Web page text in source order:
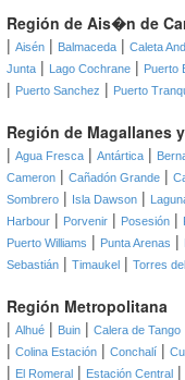
Región de Ais�n de
| Aisén | Balmaceda | Caleta
Junta | Lago Cochrane | Puerto
| Puerto Sanchez | Puerto
Región de Magallanes
| Agua Fresca | Antártica |
Cameron | Cañadón Grande |
Sombrero | Isla Dawson |
Harbour | Porvenir | Posesión |
Puerto Williams | Punta Arenas |
Sebastián | Timaukel | Torres
Región Metropolitana
| Alhué | Buin | Calera de Tango
| Colina Estación | Conchalí |
| El Romeral | Estación Central |